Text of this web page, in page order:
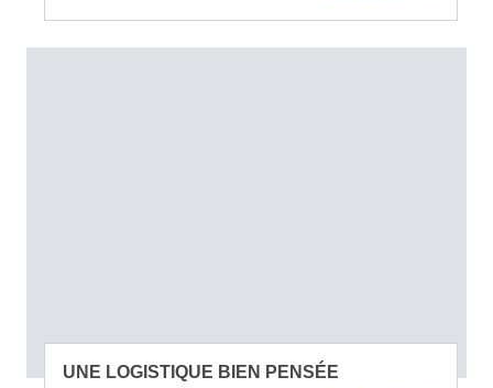
UNE LOGISTIQUE BIEN PENSÉE